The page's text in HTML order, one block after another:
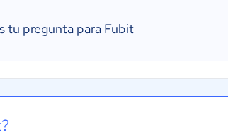
tu pregunta para Fubit